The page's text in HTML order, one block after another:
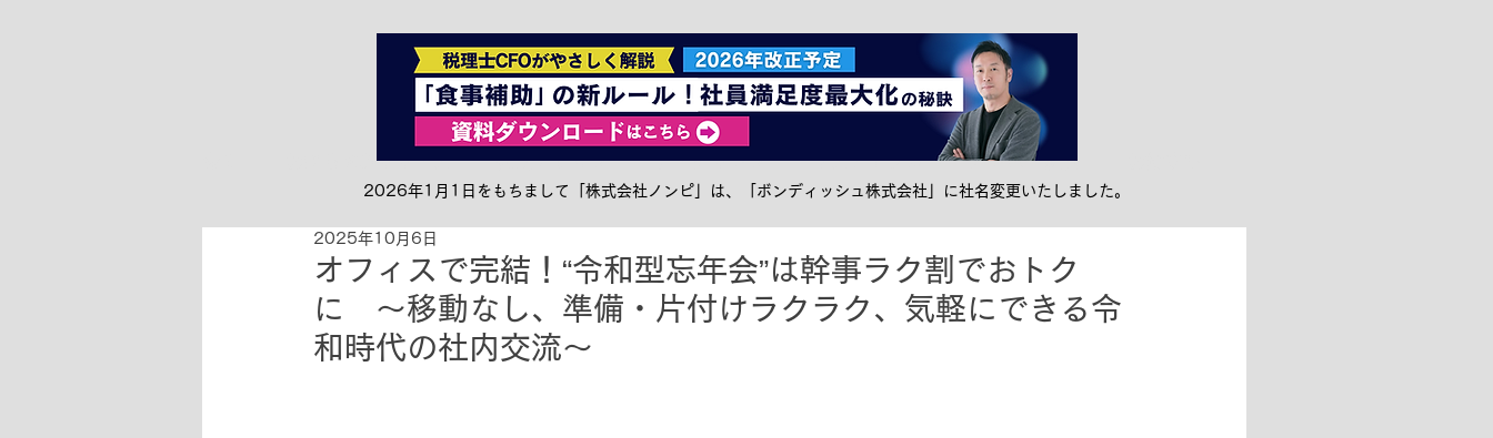
お知らせ&リリース 社食トピック ケータリング サステナブル メンバー紹介
オフィスで完結！“令和型忘年会”は幹事ラク割でおトク
に 〜移動なし、準備・片付けラクラク、気軽にできる令
和時代の社内交流〜
2025年10月6日
2026年1月1日をもちまして「株式会社ノンピ」は、「ボンディッシュ株式会社」に社名変更いたしました。